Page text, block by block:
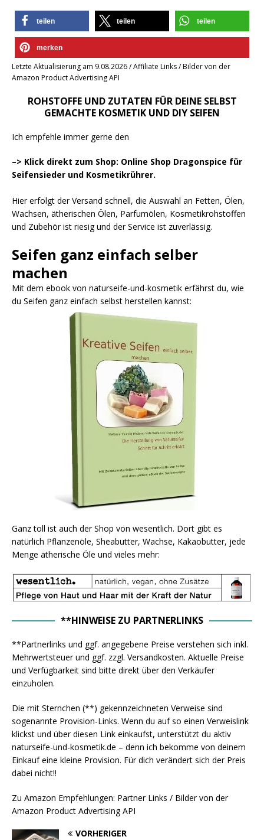
teilen teilen teilen
merken
Letzte Aktualisierung am 9.08.2026 / Affiliate Links / Bilder von der
Amazon Product Advertising API
ROHSTOFFE UND ZUTATEN FÜR DEINE SELBST
GEMACHTE KOSMETIK UND DIY SEIFEN
Ich empfehle immer gerne den
–> Klick direkt zum Shop: Online Shop Dragonspice für
Seifensieder und Kosmetikrührer.
Hier erfolgt der Versand schnell, die Auswahl an Fetten, Ölen,
Wachsen, ätherischen Ölen, Parfumölen, Kosmetikrohstoffen
und Zubehör ist riesig und der Service ist zuverlässig.
Seifen ganz einfach selber
machen
Mit dem ebook von naturseife-und-kosmetik erfährst du, wie
du Seifen ganz einfach selbst herstellen kannst:
Ganz toll ist auch der Shop von wesentlich. Dort gibt es
natürlich Pflanzenöle, Sheabutter, Wachse, Kakaobutter, jede
Menge ätherische Öle und vieles mehr:
**HINWEISE ZU PARTNERLINKS
**Partnerlinks und ggf. angegebene Preise verstehen sich inkl.
Mehrwertsteuer und ggf. zzgl. Versandkosten. Aktuelle Preise
und Verfügbarkeit sind bitte direkt über den Verkäufer
einzuholen.
Die mit Sternchen (**) gekennzeichneten Verweise sind
sogenannte Provision-Links. Wenn du auf so einen Verweislink
klickst und über diesen Link einkaufst, unterstützt du aktiv
naturseife-und-kosmetik.de – denn ich bekomme von deinem
Einkauf eine kleine Provision. Für dich verändert sich der Preis
dabei nicht!!
Zu Amazon Empfehlungen: Partner Links / Bilder von der
Amazon Product Advertising API
VORHERIGER